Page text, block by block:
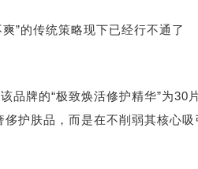
”的传统策略现下已经行不通了
品牌的“极致焕活修护精华”为30
侈护肤品，而是在不削弱其核心吸